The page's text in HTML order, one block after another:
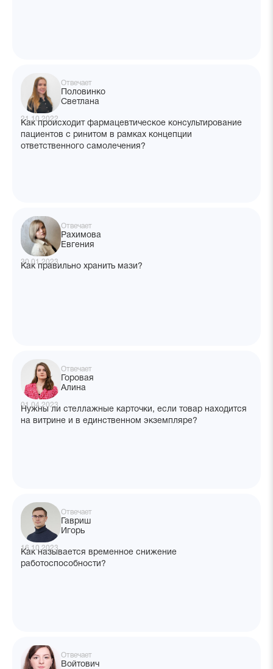
Отвечает
Половинко
Светлана
21.10.2022
Как происходит фармацевтическое консультирование
пациентов с ринитом в рамках концепции
ответственного самолечения?
Отвечает
Рахимова
Евгения
30.01.2023
Как правильно хранить мази?
Отвечает
Горовая
Алина
01.04.2023
Нужны ли стеллажные карточки, если товар находится
на витрине и в единственном экземпляре?
Отвечает
Гавриш
Игорь
16.10.2023
Как называется временное снижение
работоспособности?
Отвечает
Войтович